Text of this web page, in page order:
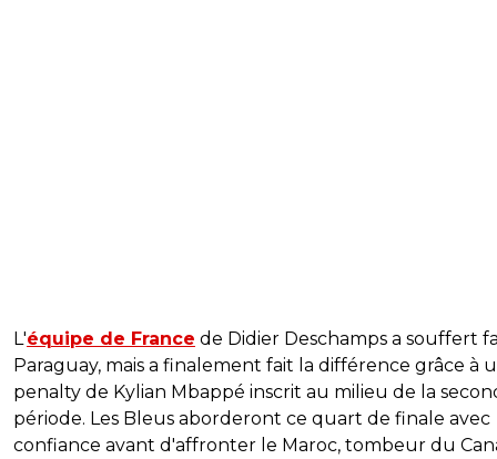
L'équipe de France de Didier Deschamps a souffert
Paraguay, mais a finalement fait la différence grâce à
penalty de Kylian Mbappé inscrit au milieu de la
période. Les Bleus aborderont ce quart de finale avec
confiance avant d'affronter le Maroc, tombeur du